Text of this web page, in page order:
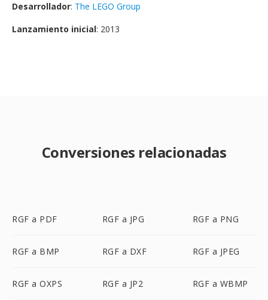
Desarrollador: The LEGO Group
Lanzamiento inicial: 2013
Conversiones relacionadas
RGF a PDF RGF a JPG RGF a PNG
RGF a BMP RGF a DXF RGF a JPEG
RGF a OXPS RGF a JP2 RGF a WBMP